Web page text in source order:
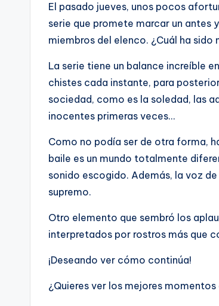
El pasado jueves, unos pocos
serie que promete marcar un antes
miembros del elenco. ¿Cuál ha sido
La serie tiene un balance increíble
chistes cada instante, para
sociedad, como es la soledad, las
inocentes primeras veces…
Como no podía ser de otra forma,
baile es un mundo totalmente
sonido escogido. Además, la voz
supremo.
Otro elemento que sembró los
interpretados por rostros más que
¡Deseando ver cómo continúa!
¿Quieres ver los mejores